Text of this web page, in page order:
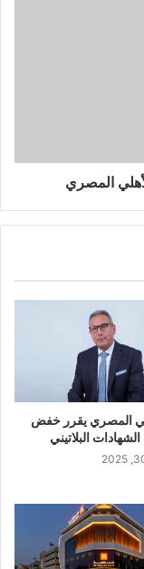
المصري
المصري يقرر خفض
البلاتيني